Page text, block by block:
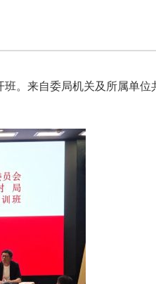
。来自委局机关及所属单位